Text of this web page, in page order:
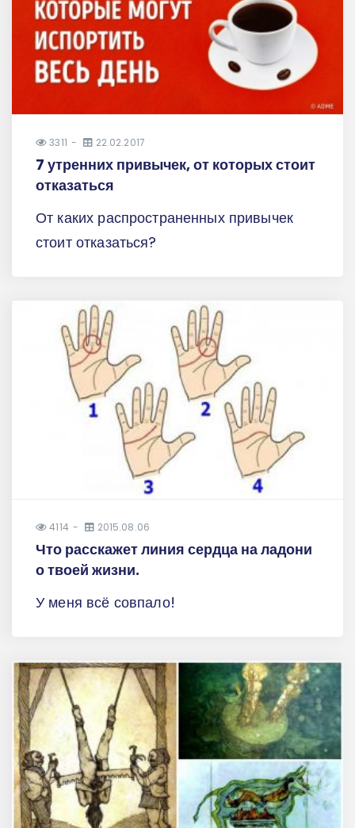
3311 22.02.2017
7 утренних привычек, от которых стоит
отказаться
От каких распространенных привычек
стоит отказаться?
4114 2015.08.06
Что расскажет линия сердца на ладони
о твоей жизни.
У меня всё совпало!